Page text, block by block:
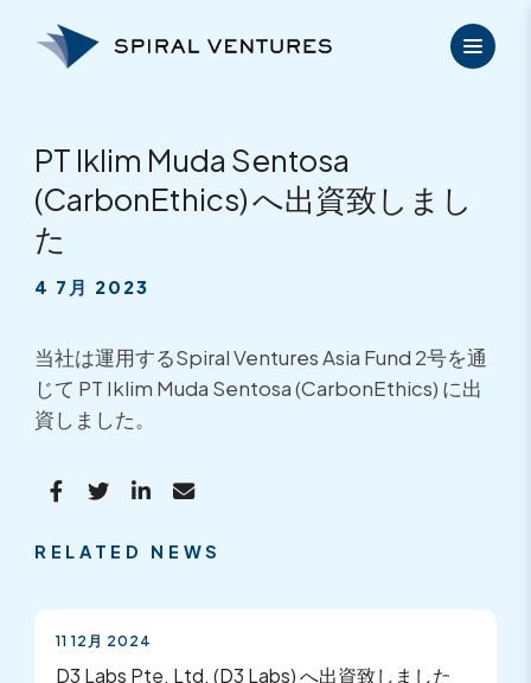
PT Iklim Muda Sentosa
(CarbonEthics) へ出資致しまし
た
4 7月 2023
当社は運用するSpiral Ventures Asia Fund 2号を通
じて PT Iklim Muda Sentosa (CarbonEthics) に出
資しました。
RELATED NEWS
11 12月 2024
D3 Labs Pte. Ltd. (D3 Labs) へ出資致しました